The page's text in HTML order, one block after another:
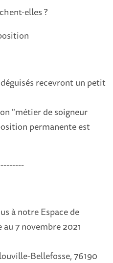
elles ?
recevront un petit
"métier de soigneur
permanente est
à notre Espace de
7 novembre 2021
Bellefosse, 76190